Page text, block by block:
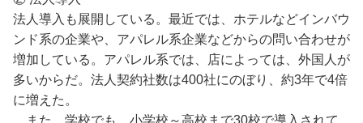
法人導入も展開している。最近では、ホテルなどインバウ
ンド系の企業や、アパレル系企業などからの問い合わせが
増加している。アパレル系では、店によっては、外国人が
多いからだ。法人契約社数は400社にのぼり、約3年で4倍
に増えた。
また、学校でも、小学校～高校まで30校で導入されて